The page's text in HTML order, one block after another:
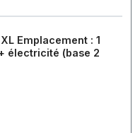
Emplacement : 1
électricité (base 2